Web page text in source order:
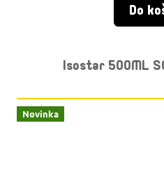
Do
Isostar 500ML
Novinka